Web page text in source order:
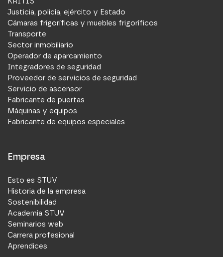
Justicia, policía, ejército y Estado
Cámaras frigoríficas y muebles frigoríficos
Transporte
Sector inmobiliario
Operador de aparcamiento
Integradores de seguridad
Proveedor de servicios de seguridad
Servicio de ascensor
Fabricante de puertas
Máquinas y equipos
Fabricante de equipos especiales
Empresa
Esto es STUV
Historia de la empresa
Sostenibilidad
Academia STUV
Seminarios web
Carrera profesional
Aprendices